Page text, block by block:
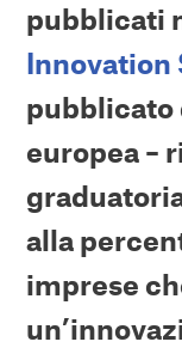
pubblicati
Innovation
pubblicato
europea –
alla
imprese